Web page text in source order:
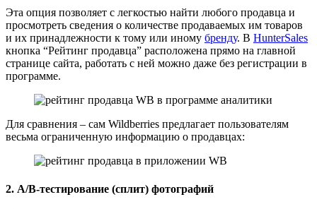
Эта опция позволяет с легкостью найти любого продавца и
просмотреть сведения о количестве продаваемых им товаров
и их принадлежности к тому или иному бренду. В HunterSales
кнопка “Рейтинг продавца” расположена прямо на главной
странице сайта, работать с ней можно даже без регистрации в
программе.
Для сравнения – сам Wildberries предлагает пользователям
весьма ограниченную информацию о продавцах:
2. А/B-тестирование (сплит) фотографий